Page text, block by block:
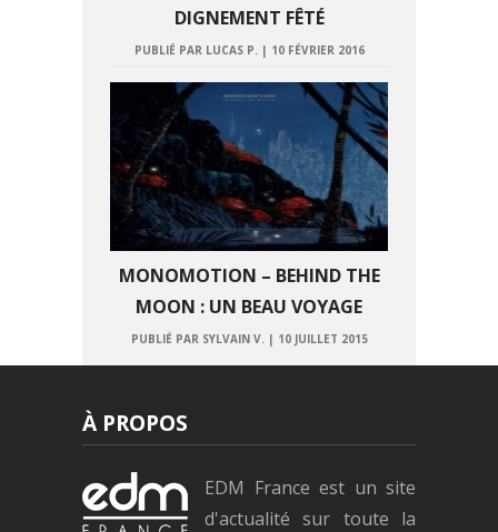
DIGNEMENT FÊTÉ
PUBLIÉ PAR LUCAS P. | 10 FÉVRIER 2016
MONOMOTION – BEHIND THE
MOON : UN BEAU VOYAGE
PUBLIÉ PAR SYLVAIN V. | 10 JUILLET 2015
À PROPOS
EDM France est un site
d'actualité sur toute la